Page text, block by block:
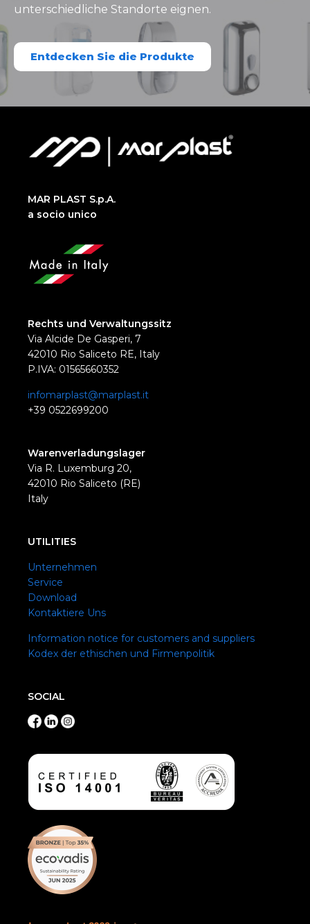
unterschiedliche Standorte eignen.
Entdecken Sie die Produkte
MAR PLAST S.p.A.
a socio unico
Rechts und Verwaltungssitz
Via Alcide De Gasperi, 7
42010 Rio Saliceto RE, Italy
P.IVA: 01565660352
infomarplast@marplast.it
+39 0522699200
Warenverladungslager
Via R. Luxemburg 20,
42010 Rio Saliceto (RE)
Italy
UTILITIES
Unternehmen
Service
Download
Kontaktiere Uns
Information notice for customers and suppliers
Kodex der ethischen und Firmenpolitik
SOCIAL